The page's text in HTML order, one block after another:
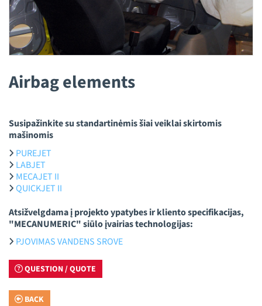
Airbag elements
Susipažinkite su standartinėmis šiai veiklai skirtomis
mašinomis
PUREJET
LABJET
MECAJET II
QUICKJET II
Atsižvelgdama į projekto ypatybes ir kliento specifikacijas,
"MECANUMERIC" siūlo įvairias technologijas:
PJOVIMAS VANDENS SROVE
QUESTION / QUOTE
BACK